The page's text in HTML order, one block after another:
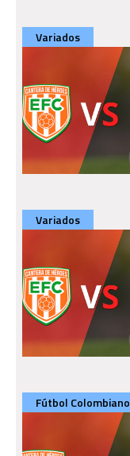
Variados
Variados
Fútbol Colombiano